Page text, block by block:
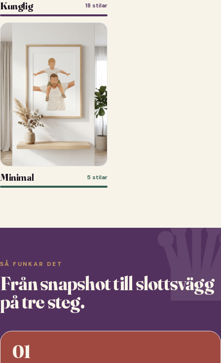
Kunglig 18 stilar
Minimal 5 stilar
SÅ FUNKAR DET
Från snapshot till slottsvägg
på tre steg.
01